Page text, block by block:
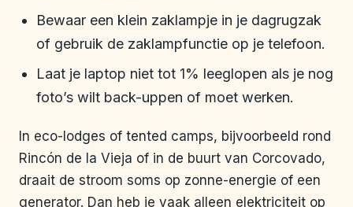
Bewaar een klein zaklampje in je dagrugzak
of gebruik de zaklampfunctie op je telefoon.
Laat je laptop niet tot 1% leeglopen als je nog
foto’s wilt back-uppen of moet werken.
In eco-lodges of tented camps, bijvoorbeeld rond
Rincón de la Vieja of in de buurt van Corcovado,
draait de stroom soms op zonne-energie of een
generator. Dan heb je vaak alleen elektriciteit op